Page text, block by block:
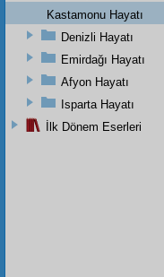
Kastamonu Hayatı
Denizli Hayatı
Emirdağı Hayatı
Afyon Hayatı
Isparta Hayatı
İlk Dönem Eserleri